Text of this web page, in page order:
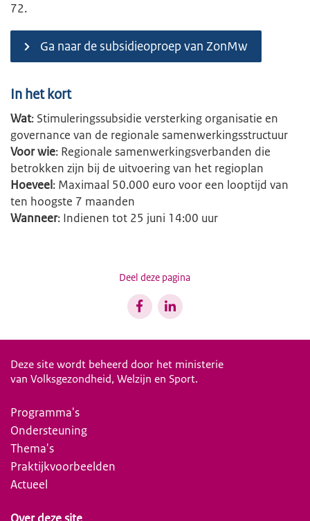
72.
Ga naar de subsidieoproep van ZonMw
In het kort
Wat: Stimuleringssubsidie versterking organisatie en
governance van de regionale samenwerkingsstructuur
Voor wie: Regionale samenwerkingsverbanden die
betrokken zijn bij de uitvoering van het regioplan
Hoeveel: Maximaal 50.000 euro voor een looptijd van
ten hoogste 7 maanden
Wanneer: Indienen tot 25 juni 14:00 uur
Deel deze pagina
Deze site wordt beheerd door het ministerie
van Volksgezondheid, Welzijn en Sport.
Programma's
Ondersteuning
Thema's
Praktijkvoorbeelden
Actueel